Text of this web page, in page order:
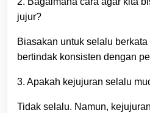
jujur?
Biasakan untuk selalu
bertindak konsisten dengan
3. Apakah kejujuran selalu
Tidak selalu. Namun,